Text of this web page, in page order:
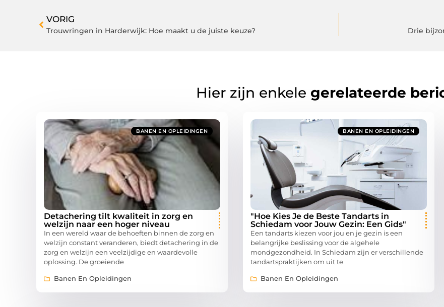
VORIG
Trouwringen in Harderwijk: Hoe maakt u de juiste keuze? Drie
Hier zijn enkele gerelateerde
BANEN EN OPLEIDINGEN
Detachering tilt kwaliteit in zorg en
welzijn naar een hoger niveau
In een wereld waar de behoeften binnen de zorg en
welzijn constant veranderen, biedt detachering in de
zorg en welzijn een veelzijdige en waardevolle
oplossing. De groeiende
Banen En Opleidingen
BANEN EN OPLEIDINGEN
"Hoe Kies Je de Beste Tandarts in
Schiedam voor Jouw Gezin: Een Gids"
Een tandarts kiezen voor jou en je gezin is een
belangrijke beslissing voor de algehele
mondgezondheid. In Schiedam zijn er verschillende
tandartspraktijken om uit te
Banen En Opleidingen